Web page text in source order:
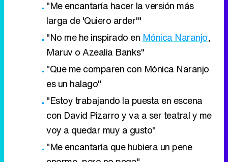
"Me encantaría hacer la versión más
larga de 'Quiero arder'"
"No me he inspirado en Mónica Naranjo,
Maruv o Azealia Banks"
"Que me comparen con Mónica Naranjo
es un halago"
"Estoy trabajando la puesta en escena
con David Pizarro y va a ser teatral y me
voy a quedar muy a gusto"
"Me encantaría que hubiera un pene